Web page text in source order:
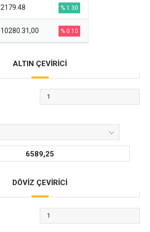
2179.48 % 1.30
10280.31,00 % 0.10
ALTIN ÇEVİRİCİ
6589,25
DÖVİZ ÇEVİRİCİ